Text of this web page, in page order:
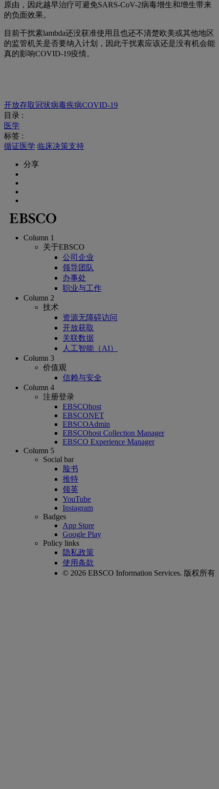
原由，因此越早治疗可避免SARS-CoV-2病毒增生和增生带来
的负面效果。
目前干扰素lambda还没获准使用且也还不清楚欧美或其他地区
的监管机关是否要纳入计划，因此干扰素应该还是没有机会能
真的影响COVID-19疫情。
开放存取冠状病毒疾病COVID-19
目录 :
医学
标签 :
循证医学 临床决策支持
分享
Column 1
关于EBSCO
公司企业
领导团队
办事处
职业与工作
Column 2
技术
资源无障碍访问
开放获取
关联数据
人工智能（AI）
Column 3
价值观
信赖与安全
Column 4
注册登录
EBSCOhost
EBSCONET
EBSCOAdmin
EBSCOhost Collection Manager
EBSCO Experience Manager
Column 5
Social bar
脸书
推特
领英
YouTube
Instagram
Badges
App Store
Google Play
Policy links
隐私政策
使用条款
© 2026 EBSCO Information Services. 版权所有